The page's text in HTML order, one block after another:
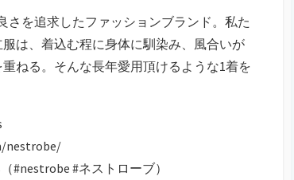
さを追求したファッションブランド。私た
は、着込む程に身体に馴染み、風合いが
ねる。そんな長年愛用頂けるような1着を
nestrobe/
#nestrobe #ネストローブ）